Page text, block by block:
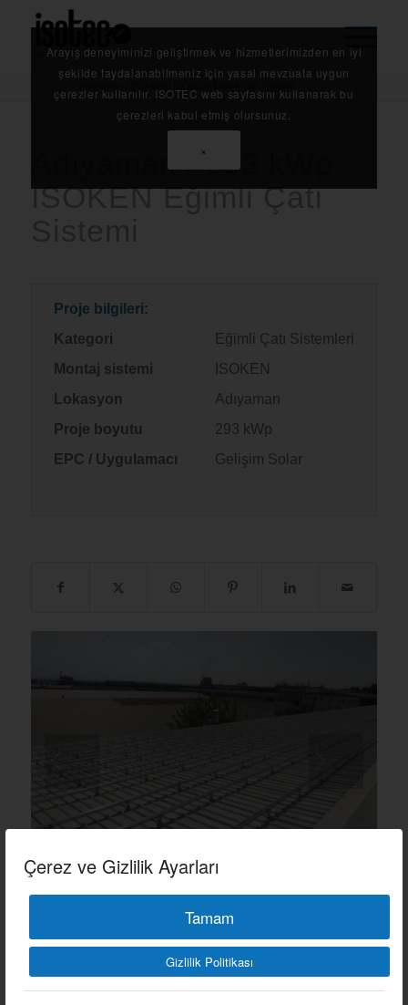
Çerez ve Gizlilik Ayarları
Tamam
Gizlilik Politikası
Anasayfa / Referanslarımız /
Adıyaman / 293 kWp ISOKEN Eğimli Çatı Sistemi
Adıyaman / 293 kWp
ISOKEN Eğimli Çatı
Proje bilgileri:
Kategori
Eğimli Çatı Sistemleri
Montaj sistemi
ISOKEN
Lokasyon
Adıyaman
Proje boyutu
293 kWp
EPC / Uygulamacı
Gelişim Solar
Sonraki
Arayış deneyiminizi geliştirmek ve hizmetlerimizden en iyi
şekilde faydalanabilmeniz için yasal mevzuata uygun
çerezler kullanılır. ISOTEC web sayfasını kullanarak bu
çerezleri kabul etmiş olursunuz.
×